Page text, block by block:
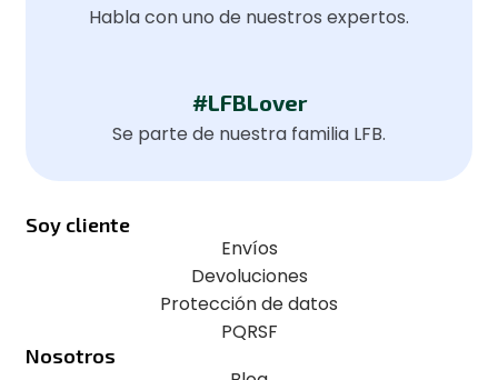
Habla con uno de nuestros expertos.
#LFBLover
Se parte de nuestra familia LFB.
Soy cliente
Envíos
Devoluciones
Protección de datos
PQRSF
Nosotros